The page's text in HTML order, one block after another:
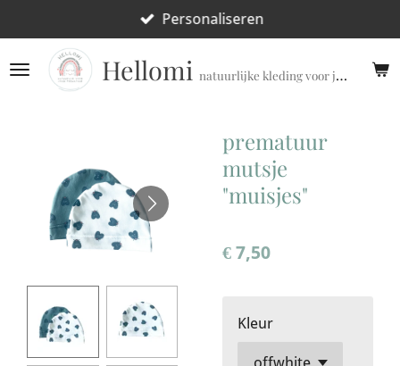
direct
naar
Hellomi natuurlijke kleding voor jouw prematuur!
Personaliseren
prematuur
mutsje
"muisjes"
€ 7,50
Kleur